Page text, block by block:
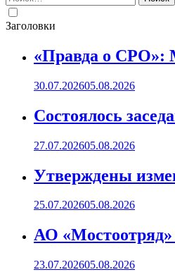
Заголовки
«Правда о СРО»:
30.07.202605.08.2026
Состоялось
27.07.202605.08.2026
Утверждены
25.07.202605.08.2026
АО «Мостоотряд»
23.07.202605.08.2026